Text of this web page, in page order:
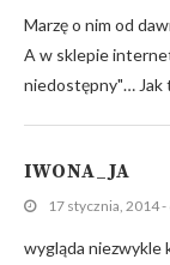
Marzę o nim od
A w sklepie
niedostępny"… Jak
IWONA_JA
17 stycznia, 2014 -
wygląda niezwykle